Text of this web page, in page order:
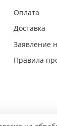
Оплата
Доставка
Заявление
Правила
Подпишись